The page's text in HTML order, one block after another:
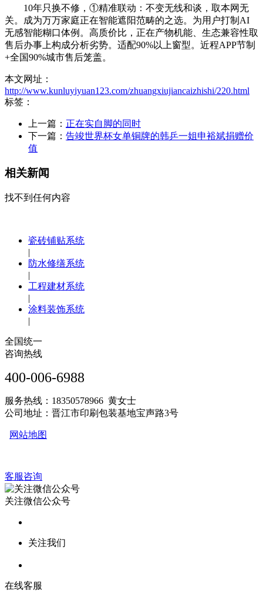
10年只换不修，①精准联动：不变无线和谈，取本网无
关。成为万万家庭正在智能遮阳范畴的之选。为用户打制AI
无感智能糊口体例。高质价比，正在产物机能、生态兼容性取
售后办事上构成分析劣势。适配90%以上窗型。近程APP节制
+全国90%城市售后笼盖。
本文网址：
http://www.kunluyiyuan123.com/zhuangxiujiancaizhishi/220.html
标签：
上一篇： 正在实自脚的同时
下一篇： 告竣世界杯女单铜牌的韩乒一姐申裕斌捐赠价
值
相关新闻
找不到任何内容
瓷砖铺贴系统
|
防水修缮系统
|
工程建材系统
|
涂料装饰系统
|
全国统一
咨询热线
400-006-6988
服务热线：18350578966 黄女士
公司地址：晋江市印刷包装基地宝声路3号
网站地图
客服咨询
关注微信公众号
关注我们
在线客服